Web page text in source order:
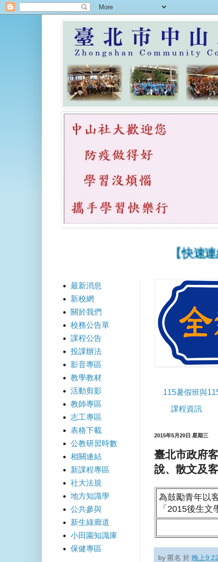
【快速連結
115暑假班與
課程資訊
2015年5月20日 星期三
臺北市政府
說、散文及
為鼓勵青年以
「2015後生
by 匿名 於晚上
最新消息
新校網
關於我們
校務公告單
課程公告
投課辦法
影音專區
教學教材
活動剪影
教師專區
志工專區
表格下載
公教研習時數
相關連結
新課程專區
社大法規
地方知識學
公共參與
新生綠廊道
小田園知識庫
保健專區